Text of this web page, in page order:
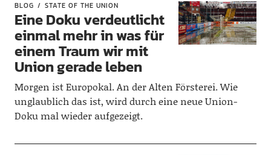
BLOG STATE OF THE UNION
Eine Doku verdeutlicht
einmal mehr in was für
einem Traum wir mit
Union gerade leben
Morgen ist Europokal. An der Alten Försterei. Wie
unglaublich das ist, wird durch eine neue Union-
Doku mal wieder aufgezeigt.